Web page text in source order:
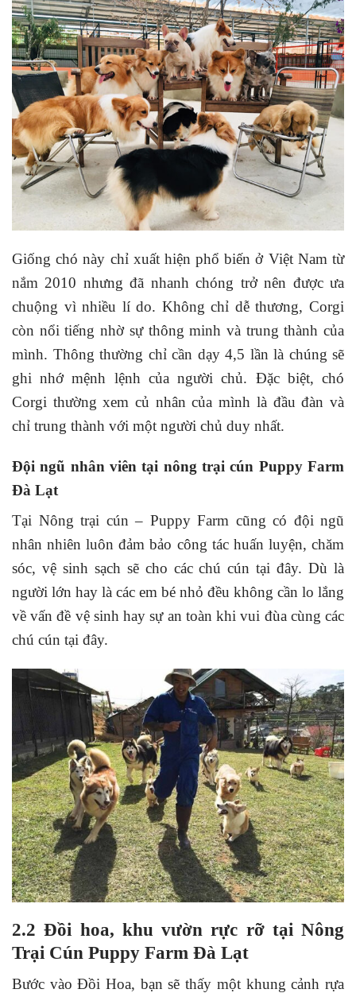
Giống chó này chỉ xuất hiện phổ biến ở Việt Nam từ
nắm 2010 nhưng đã nhanh chóng trở nên được ưa
chuộng vì nhiều lí do. Không chỉ dễ thương, Corgi
còn nổi tiếng nhờ sự thông minh và trung thành của
mình. Thông thường chỉ cần dạy 4,5 lần là chúng sẽ
ghi nhớ mệnh lệnh của người chủ. Đặc biệt, chó
Corgi thường xem củ nhân của mình là đầu đàn và
chỉ trung thành với một người chủ duy nhất.
Đội ngũ nhân viên tại nông trại cún Puppy Farm
Đà Lạt
Tại Nông trại cún – Puppy Farm cũng có đội ngũ
nhân nhiên luôn đảm bảo công tác huấn luyện, chăm
sóc, vệ sinh sạch sẽ cho các chú cún tại đây. Dù là
người lớn hay là các em bé nhỏ đều không cần lo lắng
về vấn đề vệ sinh hay sự an toàn khi vui đùa cùng các
chú cún tại đây.
2.2 Đồi hoa, khu vườn rực rỡ tại Nông
Trại Cún Puppy Farm Đà Lạt
Bước vào Đồi Hoa, bạn sẽ thấy một khung cảnh rựa